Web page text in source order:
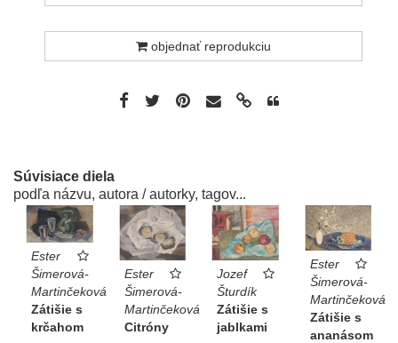
objednať reprodukciu
Súvisiace diela
podľa názvu, autora / autorky, tagov...
Ester
Šimerová-
Martinčeková
Zátišie s
krčahom
Ester
Šimerová-
Martinčeková
Citróny
Jozef
Šturdík
Zátišie s
jablkami
Ester
Šimerová-
Martinčeková
Zátišie s
ananásom